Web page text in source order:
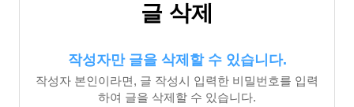
글 삭제
작성자만 글을 삭제할 수 있습니다.
작성자 본인이라면, 글 작성시 입력한 비밀번호를 입력
하여 글을 삭제할 수 있습니다.